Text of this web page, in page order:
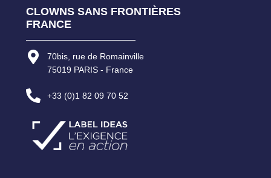
CLOWNS SANS FRONTIÈRES
FRANCE
70bis, rue de Romainville
75019 PARIS - France
+33 (0)1 82 09 70 52